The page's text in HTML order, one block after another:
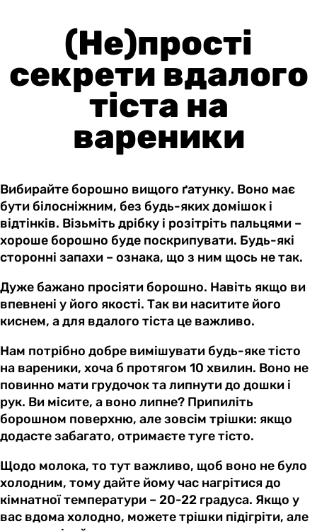
(Не)прості
секрети вдалого
тіста на
вареники
Вибирайте борошно вищого ґатунку. Воно має
бути білосніжним, без будь-яких домішок і
відтінків. Візьміть дрібку і розітріть пальцями –
хороше борошно буде поскрипувати. Будь-які
сторонні запахи – ознака, що з ним щось не так.
Дуже бажано просіяти борошно. Навіть якщо ви
впевнені у його якості. Так ви наситите його
киснем, а для вдалого тіста це важливо.
Нам потрібно добре вимішувати будь-яке тісто
на вареники, хоча б протягом 10 хвилин. Воно не
повинно мати грудочок та липнути до дошки і
рук. Ви місите, а воно липне? Припиліть
борошном поверхню, але зовсім трішки: якщо
додасте забагато, отримаєте туге тісто.
Щодо молока, то тут важливо, щоб воно не було
холодним, тому дайте йому час нагрітися до
кімнатної температури – 20-22 градуса. Якщо у
вас вдома холодно, можете трішки підігріти, але